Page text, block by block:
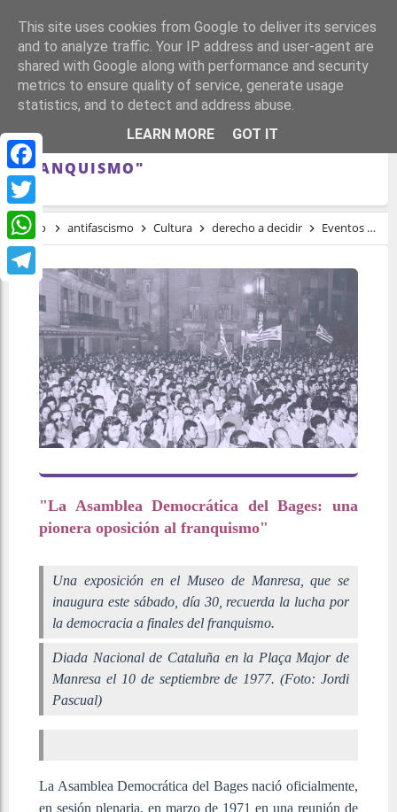
Facebook
Twitter
WhatsApp
Telegram
"LA ASAMBLEA DEMOCRÁTICA DEL
BAGES: UNA PIONERA OPOSICIÓN AL
FRANQUISMO"
Inicio antifascismo Cultura derecho a decidir Eventos
"La Asamblea Democrática del Bages: una
pionera oposición al franquismo"
Una exposición en el Museo de Manresa, que se
inaugura este sábado, día 30, recuerda la lucha por
la democracia a finales del franquismo.
Diada Nacional de Cataluña en la Plaça Major de
Manresa el 10 de septiembre de 1977. (Foto: Jordi
Pascual)
La Asamblea Democrática del Bages nació oficialmente,
en sesión plenaria, en marzo de 1971 en una reunión de
This site uses cookies from Google to deliver its services
and to analyze traffic. Your IP address and user-agent are
shared with Google along with performance and security
metrics to ensure quality of service, generate usage
statistics, and to detect and address abuse.
LEARN MORE
GOT IT